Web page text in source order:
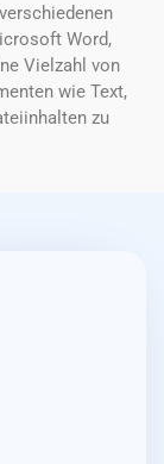
Word,
Vielzahl von
wie Text,
zu